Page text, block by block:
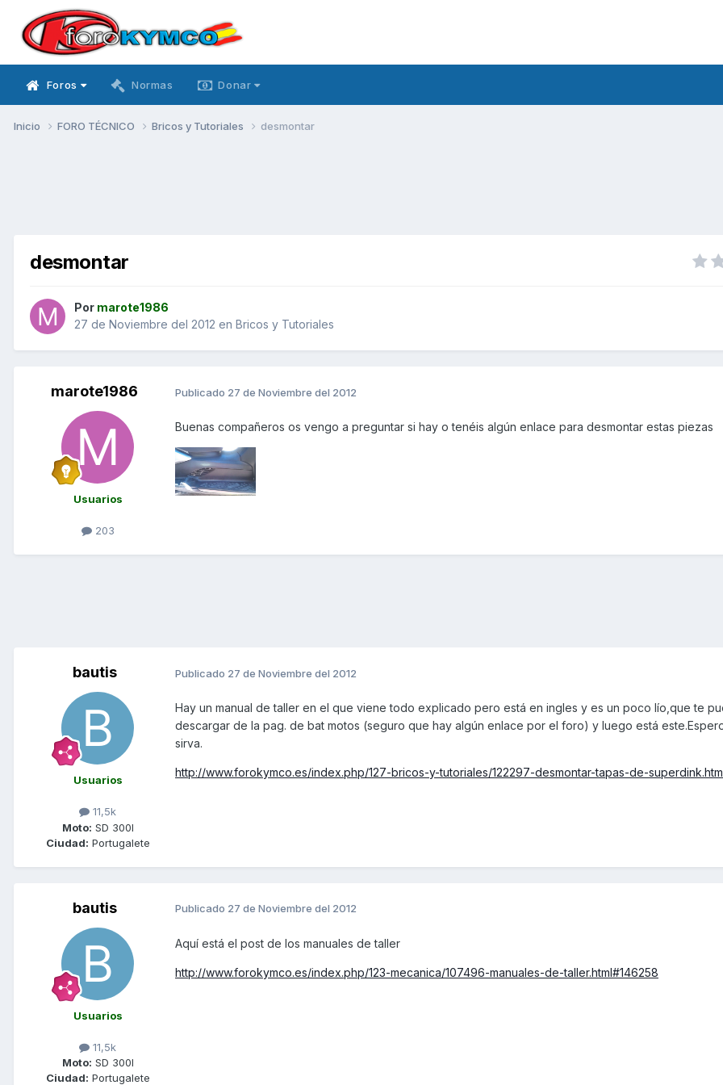
Foros Normas Donar
Inicio FORO TÉCNICO Bricos y Tutoriales desmontar
desmontar
Por marote1986
27 de Noviembre del 2012 en Bricos y Tutoriales
marote1986
Usuarios
203
Publicado 27 de Noviembre del 2012
Buenas compañeros os vengo a preguntar si hay o tenéis algún enlace para desmontar estas piezas
bautis
Usuarios
11,5k
Moto: SD 300I
Ciudad: Portugalete
Publicado 27 de Noviembre del 2012
Hay un manual de taller en el que viene todo explicado pero está en ingles y es un poco lío,que te
descargar de la pag. de bat motos (seguro que hay algún enlace por el foro) y luego está
sirva.
http://www.forokymco.es/index.php/127-bricos-y-tutoriales/122297-desmontar-tapas-de-
bautis
Usuarios
11,5k
Moto: SD 300I
Ciudad: Portugalete
Publicado 27 de Noviembre del 2012
Aquí está el post de los manuales de taller
http://www.forokymco.es/index.php/123-mecanica/107496-manuales-de-taller.html#146258